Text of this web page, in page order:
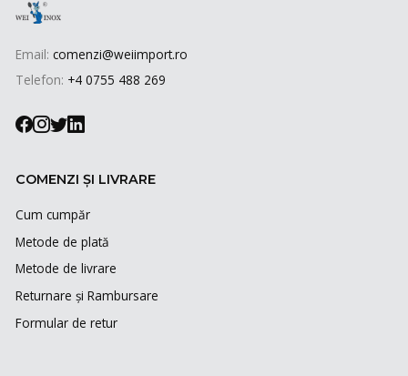
Email: comenzi@weiimport.ro
Telefon: +4 0755 488 269
COMENZI ȘI LIVRARE
Cum cumpăr
Metode de plată
Metode de livrare
Returnare și Rambursare
Formular de retur